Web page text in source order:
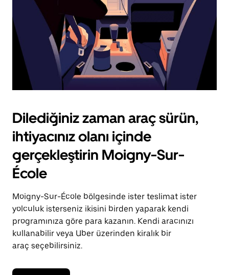
Dilediğiniz zaman araç sürün,
ihtiyacınız olanı içinde
gerçekleştirin Moigny-Sur-
École
Moigny-Sur-École bölgesinde ister teslimat ister
yolculuk isterseniz ikisini birden yaparak kendi
programınıza göre para kazanın. Kendi aracınızı
kullanabilir veya Uber üzerinden kiralık bir
araç seçebilirsiniz.